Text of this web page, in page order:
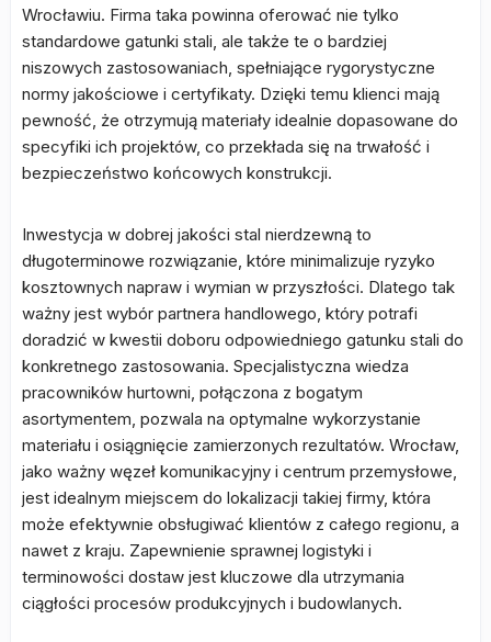
Wrocławiu. Firma taka powinna oferować nie tylko
standardowe gatunki stali, ale także te o bardziej
niszowych zastosowaniach, spełniające rygorystyczne
normy jakościowe i certyfikaty. Dzięki temu klienci mają
pewność, że otrzymują materiały idealnie dopasowane do
specyfiki ich projektów, co przekłada się na trwałość i
bezpieczeństwo końcowych konstrukcji.
Inwestycja w dobrej jakości stal nierdzewną to
długoterminowe rozwiązanie, które minimalizuje ryzyko
kosztownych napraw i wymian w przyszłości. Dlatego tak
ważny jest wybór partnera handlowego, który potrafi
doradzić w kwestii doboru odpowiedniego gatunku stali do
konkretnego zastosowania. Specjalistyczna wiedza
pracowników hurtowni, połączona z bogatym
asortymentem, pozwala na optymalne wykorzystanie
materiału i osiągnięcie zamierzonych rezultatów. Wrocław,
jako ważny węzeł komunikacyjny i centrum przemysłowe,
jest idealnym miejscem do lokalizacji takiej firmy, która
może efektywnie obsługiwać klientów z całego regionu, a
nawet z kraju. Zapewnienie sprawnej logistyki i
terminowości dostaw jest kluczowe dla utrzymania
ciągłości procesów produkcyjnych i budowlanych.